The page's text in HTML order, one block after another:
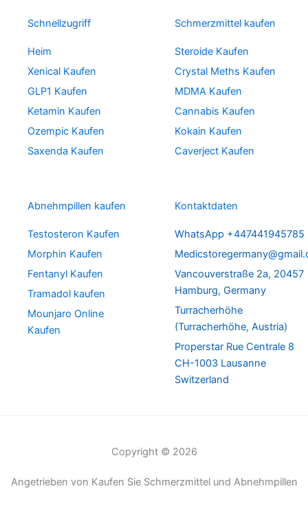
Schnellzugriff
Heim
Xenical Kaufen
GLP1 Kaufen
Ketamin Kaufen
Ozempic Kaufen
Saxenda Kaufen
Schmerzmittel kaufen
Steroide Kaufen
Crystal Meths Kaufen
MDMA Kaufen
Cannabis Kaufen
Kokain Kaufen
Caverject Kaufen
Abnehmpillen kaufen
Testosteron Kaufen
Morphin Kaufen
Fentanyl Kaufen
Tramadol kaufen
Mounjaro Online
Kaufen
Kontaktdaten
WhatsApp +447441945785
Vancouverstraße 2a, 20457
Hamburg, Germany
Turracherhöhe
(Turracherhöhe, Austria)
Properstar Rue Centrale 8
CH-1003 Lausanne
Switzerland
Copyright © 2026
Angetrieben von Kaufen Sie Schmerzmittel und Abnehmpillen